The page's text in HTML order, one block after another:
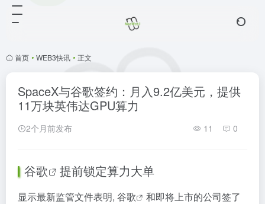
首页 • WEB3快讯 • 正文
SpaceX与谷歌签约：月入9.2亿美元，提供
11万块英伟达GPU算力
2个月前发布 11 0
谷歌 提前锁定算力大单
显示最新监管文件表明, 谷歌
和即将上市的公司签了